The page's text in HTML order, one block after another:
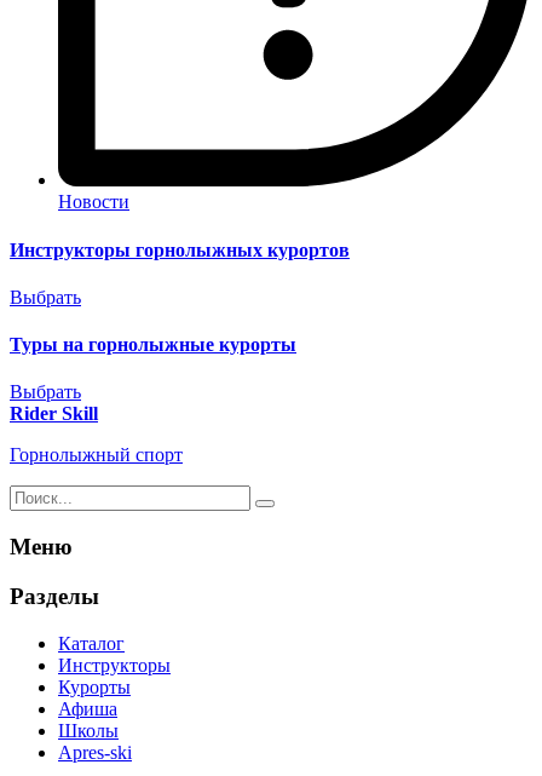
Новости
Инструкторы горнолыжных курортов
Выбрать
Туры на горнолыжные курорты
Выбрать
Rider Skill
Горнолыжный спорт
Результаты
поиска
для:
%s:
Меню
Разделы
Каталог
Инструкторы
Курорты
Афиша
Школы
Apres-ski